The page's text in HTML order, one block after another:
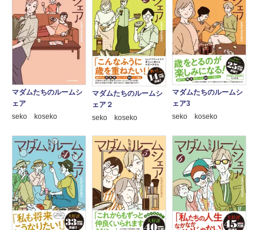
マダムたちのルームシ
ェア
seko koseko
マダムたちのルームシ
ェア２
seko koseko
マダムたちのルームシ
ェア3
seko koseko